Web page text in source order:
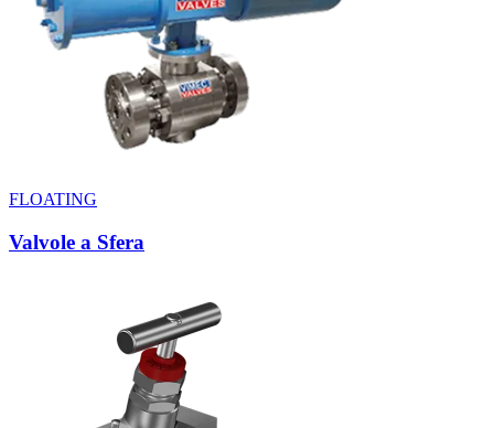
FLOATING
Valvole a Sfera